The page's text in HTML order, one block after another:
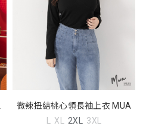
微辣扭結桃心領長袖上衣 MUA
L XL 2XL 3XL